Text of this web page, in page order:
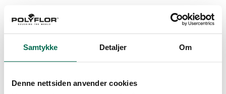
Samtykke Detaljer Om
Denne nettsiden anvender cookies
Greenguard Gold
kombi